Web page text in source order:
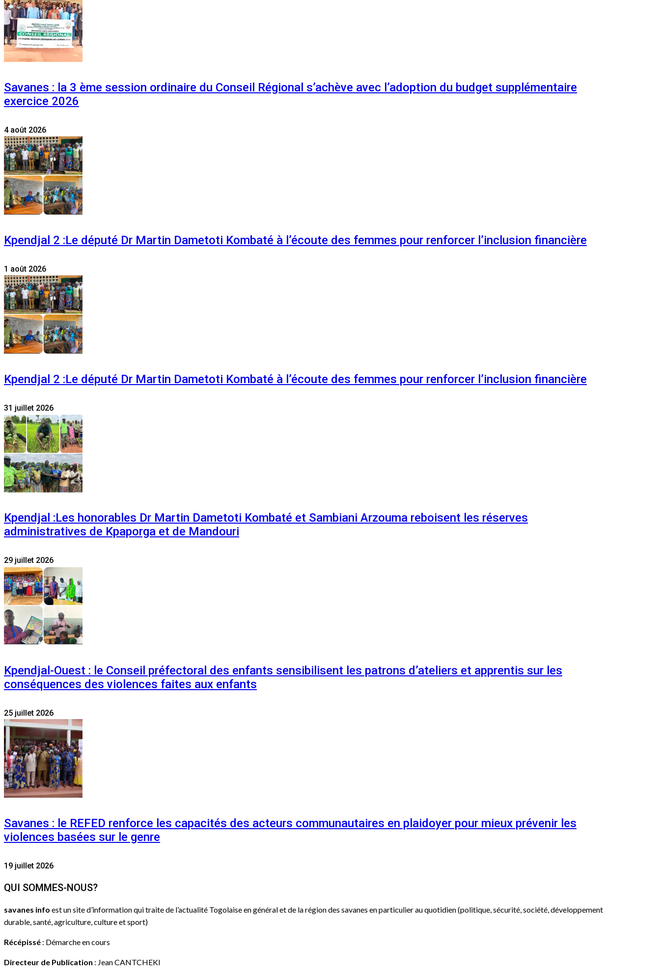
Savanes : la 3 ème session ordinaire du Conseil Régional s’achève avec l’adoption du budget supplémentaire
exercice 2026
4 août 2026
Kpendjal 2 :Le député Dr Martin Dametoti Kombaté à l’écoute des femmes pour renforcer l’inclusion financière
1 août 2026
Kpendjal 2 :Le député Dr Martin Dametoti Kombaté à l’écoute des femmes pour renforcer l’inclusion financière
31 juillet 2026
Kpendjal :Les honorables Dr Martin Dametoti Kombaté et Sambiani Arzouma reboisent les réserves
administratives de Kpaporga et de Mandouri
29 juillet 2026
Kpendjal-Ouest : le Conseil préfectoral des enfants sensibilisent les patrons d’ateliers et apprentis sur les
conséquences des violences faites aux enfants
25 juillet 2026
Savanes : le REFED renforce les capacités des acteurs communautaires en plaidoyer pour mieux prévenir les
violences basées sur le genre
19 juillet 2026
QUI SOMMES-NOUS?
savanes info est un site d’information qui traite de l’actualité Togolaise en général et de la région des savanes en particulier au quotidien (politique, sécurité, société, développement
durable, santé, agriculture, culture et sport)
Récépissé : Démarche en cours
Directeur de Publication : Jean CANTCHEKI